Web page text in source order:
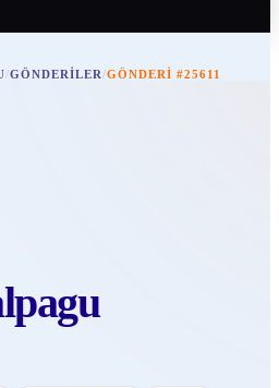
/GÖNDERILER/GÖNDERI #25611